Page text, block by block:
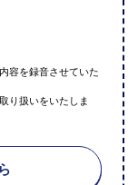
容を録音させていた
り扱いをいたしま